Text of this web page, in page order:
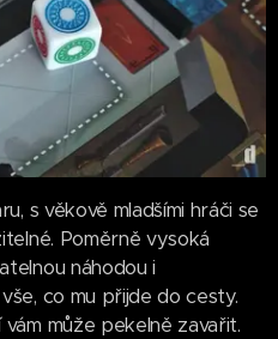
s věkově mladšími hráči se
Poměrně vysoká
náhodou i
co mu přijde do cesty.
může pekelně zavařit.